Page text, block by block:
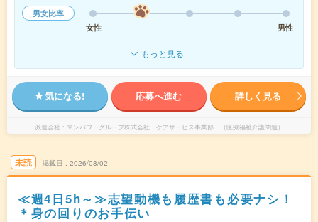
男女比率
女性
男性
もっと見る
気になる! 応募へ進む 詳しく見る
派遣会社 マンパワーグループ株式会社 ケアサービス事業部 （医療福祉介護関連）
未読 掲載日 2026/08/02
≪週4日5h～≫志望動機も履歴書も必要ナシ！
＊身の回りのお手伝い